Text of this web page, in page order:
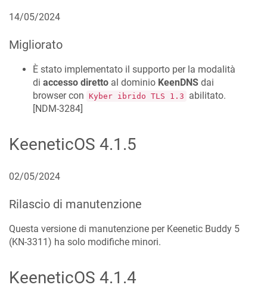
14/05/2024
Migliorato
È stato implementato il supporto per la modalità
di accesso diretto al dominio KeenDNS dai
browser con Kyber ibrido TLS 1.3
abilitato.
[NDM-3284]
KeeneticOS 4.1.5
02/05/2024
Rilascio di manutenzione
Questa versione di manutenzione per Keenetic Buddy 5
(KN-3311) ha solo modifiche minori.
KeeneticOS 4.1.4